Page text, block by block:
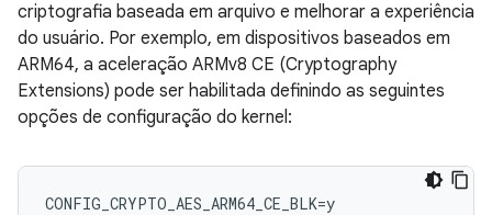
criptografia baseada em arquivo e melhorar a experiência
do usuário. Por exemplo, em dispositivos baseados em
ARM64, a aceleração ARMv8 CE (Cryptography
Extensions) pode ser habilitada definindo as seguintes
opções de configuração do kernel:
CONFIG_CRYPTO_AES_ARM64_CE_BLK=y